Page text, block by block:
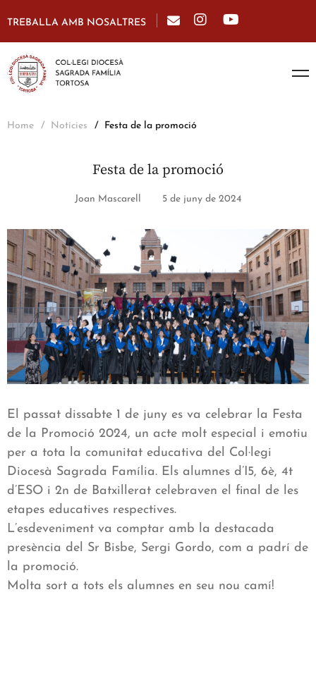
TREBALLA AMB NOSALTRES
Home Notícies Festa de la promoció
Festa de la promoció
Joan Mascarell 5 de juny de 2024
El passat dissabte 1 de juny es va celebrar la Festa
de la Promoció 2024, un acte molt especial i emotiu
per a tota la comunitat educativa del Col·legi
Diocesà Sagrada Família. Els alumnes d’I5, 6è, 4t
d’ESO i 2n de Batxillerat celebraven el final de les
etapes educatives respectives.
L’esdeveniment va comptar amb la destacada
presència del Sr Bisbe, Sergi Gordo, com a padrí de
la promoció.
Molta sort a tots els alumnes en seu nou camí!